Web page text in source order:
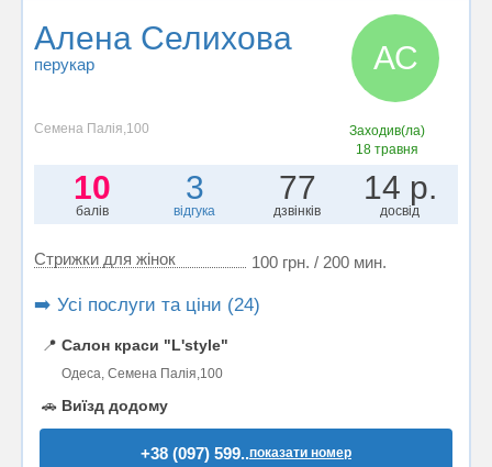
Алена Селихова
перукар АС
Семена Палія,100
Заходив(ла)
18 травня
10
балів
3
відгука
77
дзвінків
14 р.
досвід
Стрижки для жінок 100 грн. / 200 мин.
➡️ Усі послуги та ціни (24)
📍 Салон краси "L'style"
Одеса, Семена Палія,100
🚗 Виїзд додому
+38 (097) 599..показати номер